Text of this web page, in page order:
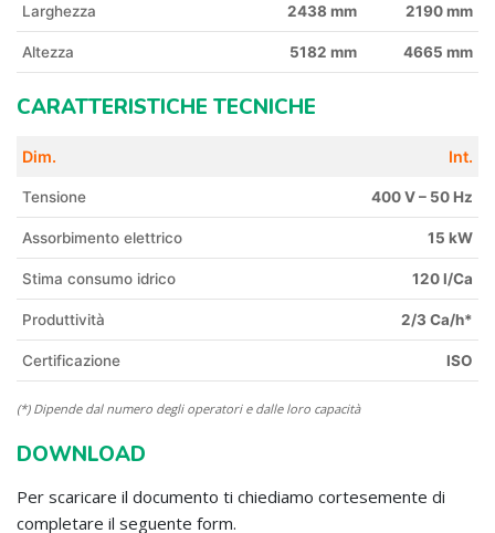
Larghezza 2438 mm 2190 mm
Altezza 5182 mm 4665 mm
CARATTERISTICHE TECNICHE
Dim. Int.
Tensione 400 V – 50 Hz
Assorbimento elettrico 15 kW
Stima consumo idrico 120 l/Ca
Produttività 2/3 Ca/h*
Certificazione ISO
(*) Dipende dal numero degli operatori e dalle loro capacità
DOWNLOAD
Per scaricare il documento ti chiediamo cortesemente di
completare il seguente form.